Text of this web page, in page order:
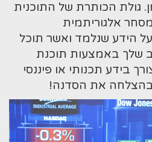
גולת הכותרת של התוכנית
אלגוריתמית
הידע שנלמד ואשר תוכל
שלך באמצעות תוכנת
בידע תכנותי או פיננסי
בהצלחה את הסדנה!